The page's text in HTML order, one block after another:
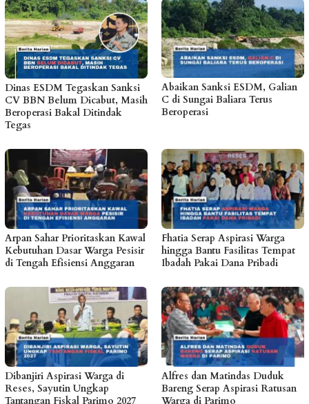
Dinas ESDM Tegaskan Sanksi
CV BBN Belum Dicabut, Masih
Beroperasi Bakal Ditindak
Tegas
Abaikan Sanksi ESDM, Galian
C di Sungai Baliara Terus
Beroperasi
Arpan Sahar Prioritaskan Kawal
Kebutuhan Dasar Warga Pesisir
di Tengah Efisiensi Anggaran
Fhatia Serap Aspirasi Warga
hingga Bantu Fasilitas Tempat
Ibadah Pakai Dana Pribadi
Dibanjiri Aspirasi Warga di
Reses, Sayutin Ungkap
Tantangan Fiskal Parimo 2027
Alfres dan Matindas Duduk
Bareng Serap Aspirasi Ratusan
Warga di Parimo